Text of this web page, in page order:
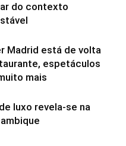
do contexto
Madrid está de volta
espetáculos
mais
luxo revela-se na